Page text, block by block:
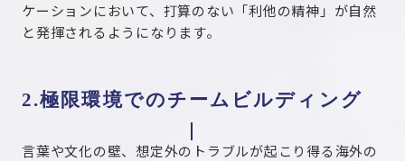
ケーションにおいて、打算のない「利他の精神」が自然
と発揮されるようになります。
2.極限環境でのチームビルディング
言葉や文化の壁、想定外のトラブルが起こり得る海外の